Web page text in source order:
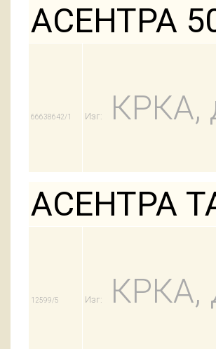
АСЕНТРА
66638642/1 Изг: КРКА,
АСЕНТРА
12599/5 Изг: